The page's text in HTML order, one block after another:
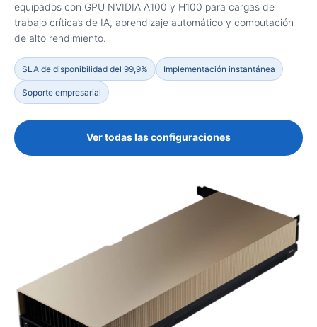
equipados con GPU NVIDIA A100 y H100 para cargas de
trabajo críticas de IA, aprendizaje automático y computación
de alto rendimiento.
SLA de disponibilidad del 99,9% Implementación instantánea
Soporte empresarial
Ver todas las configuraciones